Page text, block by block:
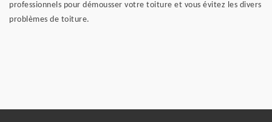
professionnels pour démousser votre toiture et vous évitez les divers
problèmes de toiture.